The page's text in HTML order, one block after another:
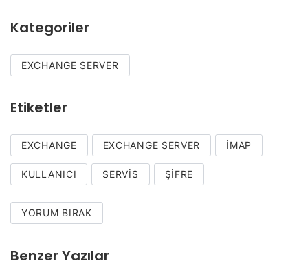
Kategoriler
EXCHANGE SERVER
Etiketler
EXCHANGE EXCHANGE SERVER IMAP
KULLANICI SERVIS ŞIFRE
YORUM BIRAK
Benzer Yazılar